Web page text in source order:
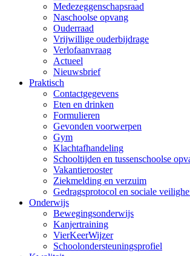
Medezeggenschapsraad
Naschoolse opvang
Ouderraad
Vrijwillige ouderbijdrage
Verlofaanvraag
Actueel
Nieuwsbrief
Praktisch
Contactgegevens
Eten en drinken
Formulieren
Gevonden voorwerpen
Gym
Klachtafhandeling
Schooltijden en tussenschoolse
Vakantierooster
Ziekmelding en verzuim
Gedragsprotocol en sociale
Onderwijs
Bewegingsonderwijs
Kanjertraining
VierKeerWijzer
Schoolondersteuningsprofiel